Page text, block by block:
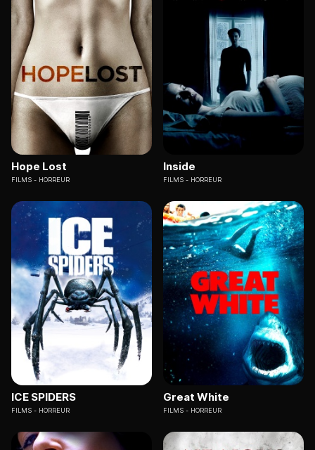
Hope Lost
FILMS HORREUR
Inside
FILMS HORREUR
ICE SPIDERS
FILMS HORREUR
Great White
FILMS HORREUR